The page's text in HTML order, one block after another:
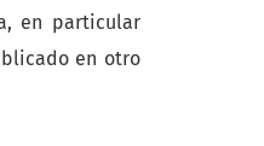
en particular
en otro